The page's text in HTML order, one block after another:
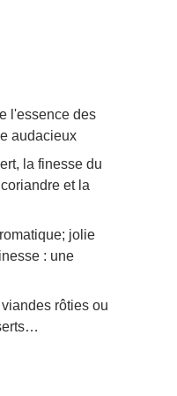
l'essence des
audacieux
la finesse du
et la
jolie
: une
rôties ou